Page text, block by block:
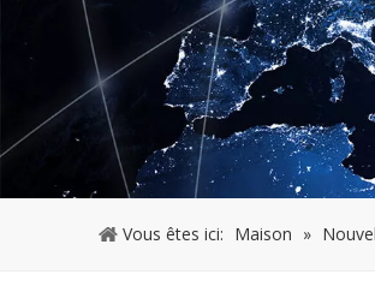
Vous êtes ici: Maison »